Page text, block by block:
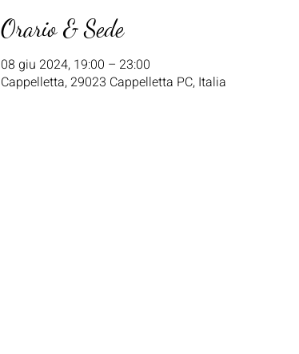
Orario & Sede
08 giu 2024, 19:00 – 23:00
Cappelletta, 29023 Cappelletta PC, Italia